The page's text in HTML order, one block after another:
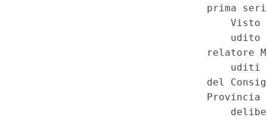
fondamentali nella materia
e della distribuzione
competenza esclusiva
determinazione dei livelli
Inammissibilita' della
alimentati da fonti